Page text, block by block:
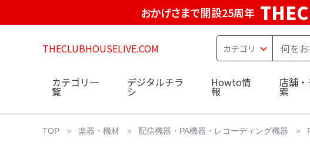
おかげさまで開設25周年
THECLUBHOUSELIVE.COM
カテゴリ一
覧
デジタルチラ
シ
Howto情
報
店舗
索
TOP 楽器・機材 配信機器・PA機器・レコーディング機器